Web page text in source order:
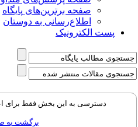
صفحه برترین‌های پایگاه
اطلاع‌رسانی به دوستان
پست الکترونیک
دسترسی به این بخش فقط برای
برگشت به